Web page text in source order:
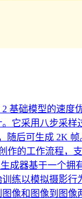
2 基础模型的速度
它采用八步采样
随后可生成 2K
作的工作流程，
成器基于一个拥
练以模拟摄影行
像和图像到图像